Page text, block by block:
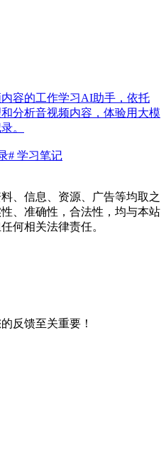
容的工作学习AI助手，依托
分析音视频内容，体验用大模
。
# 学习笔记
、信息、资源、广告等均取之
、准确性，合法性，均与本站
何相关法律责任。
反馈至关重要！